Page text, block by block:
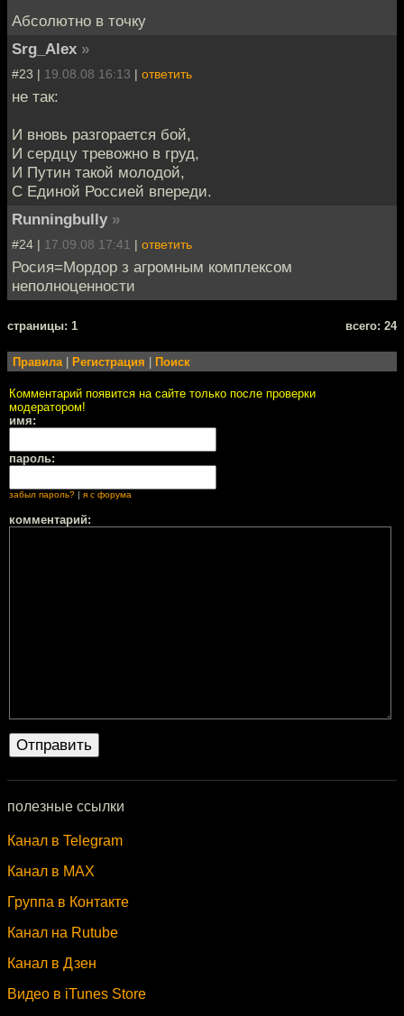
Абсолютно в точку
Srg_Alex »
#23 | 19.08.08 16:13 | ответить
не так:
И вновь разгорается бой,
И сердцу тревожно в груд,
И Путин такой молодой,
С Единой Россией впереди.
Runningbully »
#24 | 17.09.08 17:41 | ответить
Росия=Мордор з агромным комплексом
неполноценности
cтраницы: 1 всего: 24
Правила| Регистрация Поиск
Комментарий появится на сайте только после проверки
модератором!
имя:
пароль:
забыл пароль? | я с форума
комментарий:
полезные ссылки
Канал в Telegram
Канал в MAX
Группа в Контакте
Канал на Rutube
Канал в Дзен
Видео в iTunes Store